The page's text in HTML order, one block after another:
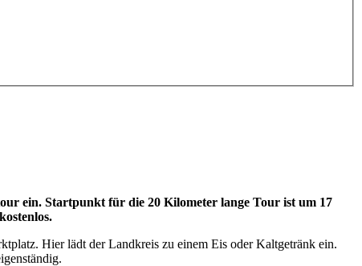
ein. Startpunkt für die 20 Kilometer lange Tour ist um 17
Hier lädt der Landkreis zu einem Eis oder Kaltgetränk ein.